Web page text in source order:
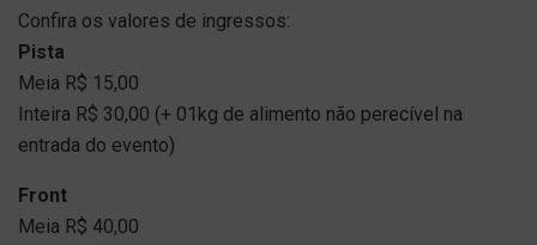
Confira os valores de ingressos:
Pista
Meia R$ 15,00
Inteira R$ 30,00 (+ 01kg de alimento não perecível na
entrada do evento)
Front
Meia R$ 40,00